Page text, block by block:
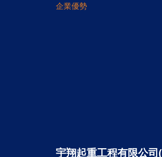
企業優勢
宇翔起重工程有限公司